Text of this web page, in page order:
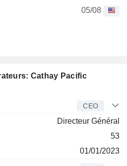
05/08
Cathay Pacific
CEO
Directeur Général
53
01/01/2023